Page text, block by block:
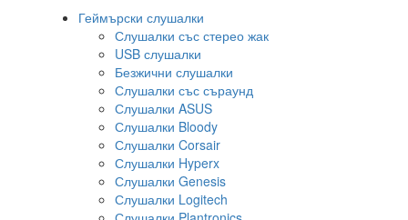
Геймърски слушалки
Слушалки със стерео жак
USB слушалки
Безжични слушалки
Слушалки със съраунд
Слушалки ASUS
Слушалки Bloody
Слушалки Corsair
Слушалки Hyperx
Слушалки Genesis
Слушалки Logitech